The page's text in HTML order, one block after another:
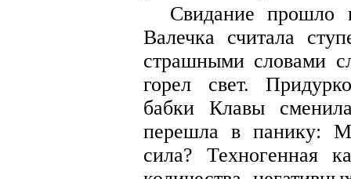
Свидание прошло
Валечка считала
страшными словами
горел свет.
бабки Клавы
перешла в панику:
сила? Техногенная